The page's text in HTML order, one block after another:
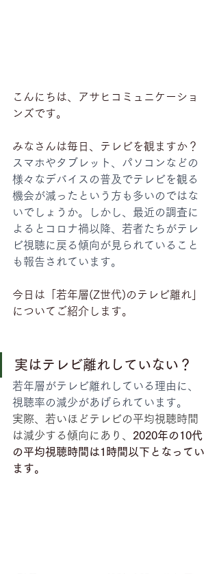
こんにちは、アサヒコミュニケーショ
ンズです。
みなさんは毎日、テレビを観ますか？
スマホやタブレット、パソコンなどの
様々なデバイスの普及でテレビを観る
機会が減ったという方も多いのではな
いでしょうか。しかし、最近の調査に
よるとコロナ禍以降、若者たちがテレ
ビ視聴に戻る傾向が見られていること
も報告されています。
今日は「若年層(Z世代)のテレビ離れ」
についてご紹介します。
実はテレビ離れしていない？
若年層がテレビ離れしている理由に、
視聴率の減少があげられています。
実際、若いほどテレビの平均視聴時間
は減少する傾向にあり、 2020年の10代
の平均視聴時間は1時間以下となってい
ます。